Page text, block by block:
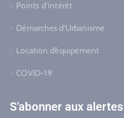
Points d’intérêt
Démarches d’Urbanisme
Location d’équipement
COVID-19
S'abonner aux